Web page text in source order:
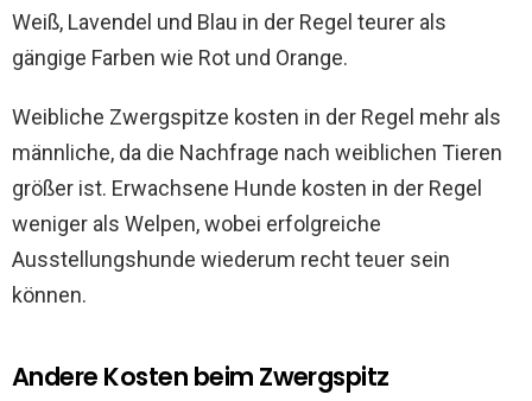
Weiß, Lavendel und Blau in der Regel teurer als
gängige Farben wie Rot und Orange.
Weibliche Zwergspitze kosten in der Regel mehr als
männliche, da die Nachfrage nach weiblichen Tieren
größer ist. Erwachsene Hunde kosten in der Regel
weniger als Welpen, wobei erfolgreiche
Ausstellungshunde wiederum recht teuer sein
können.
Andere Kosten beim Zwergspitz